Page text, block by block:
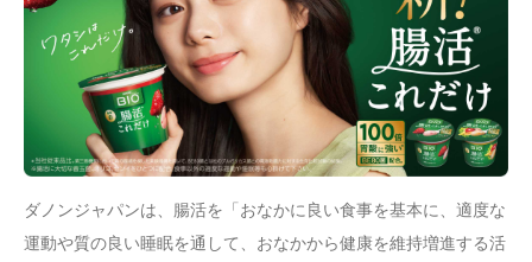
ダノンジャパンは、腸活を「おなかに良い食事を基本に、適度な
運動や質の良い睡眠を通して、おなかから健康を維持増進する活